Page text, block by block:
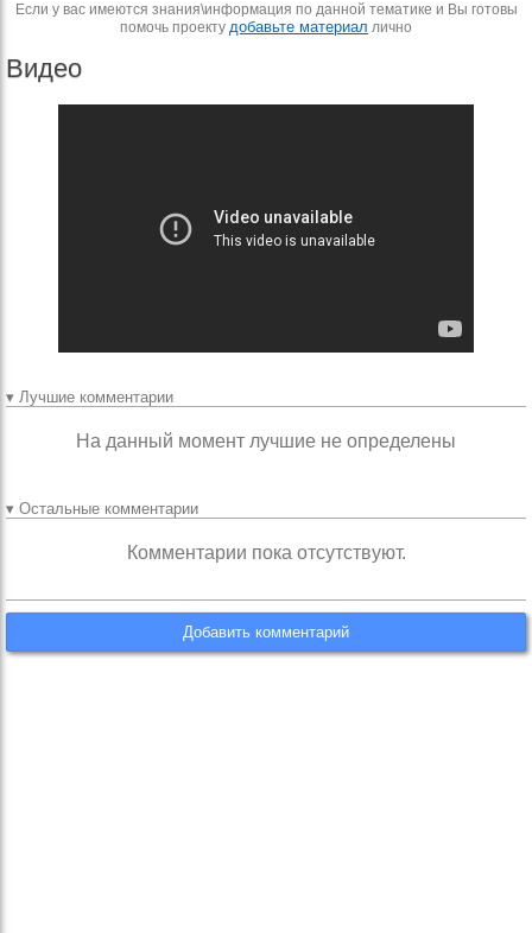
Если у вас имеются знания\информация по данной тематике и Вы готовы
помочь проекту добавьте материал лично
Видео
▾ Лучшие комментарии
На данный момент лучшие не определены
▾ Остальные комментарии
Комментарии пока отсутствуют.
Добавить комментарий